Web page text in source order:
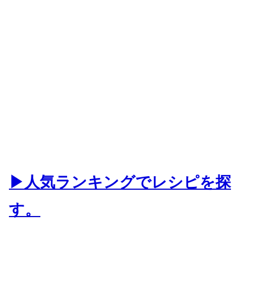
▶人気ランキングでレシピを探
す。